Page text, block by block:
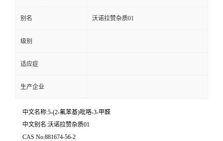
别名 沃诺拉赞杂质01
级别
适应症
生产企业
中文名称:5-(2-氟苯基)吡咯-3-甲醛
中文别名:沃诺拉赞杂质01
CAS No:881674-56-2